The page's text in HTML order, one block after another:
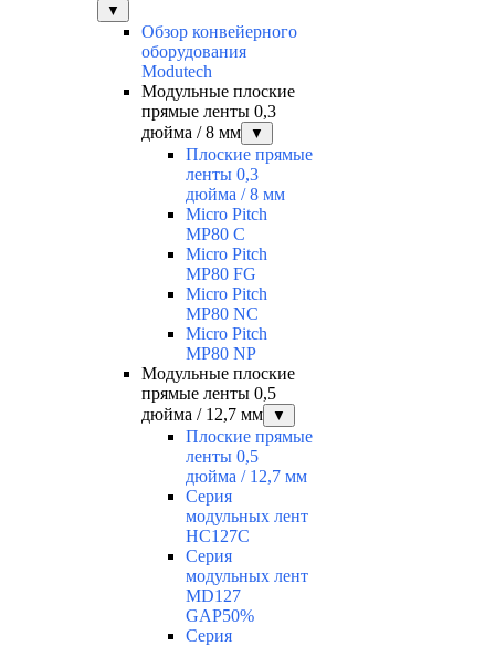
▼
Обзор конвейерного
оборудования
Modutech
Модульные плоские
прямые ленты 0,3
дюйма / 8 мм
▼
Плоские прямые
ленты 0,3
дюйма / 8 мм
Micro Pitch
MP80 С
Micro Pitch
MP80 FG
Micro Pitch
MP80 NС
Micro Pitch
MP80 NP
Модульные плоские
прямые ленты 0,5
дюйма / 12,7 мм
▼
Плоские прямые
ленты 0,5
дюйма / 12,7 мм
Серия
модульных лент
HC127C
Серия
модульных лент
MD127
GAP50%
Серия